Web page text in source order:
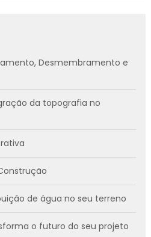
Desmembramento e
da topografia no
de água no seu terreno
o futuro do seu projeto